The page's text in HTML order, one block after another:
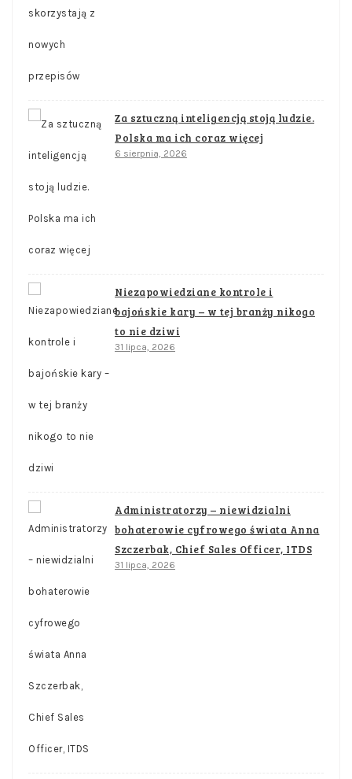
Za sztuczną inteligencją stoją ludzie.
Polska ma ich coraz więcej
6 sierpnia, 2026
Niezapowiedziane kontrole i
bajońskie kary – w tej branży nikogo
to nie dziwi
31 lipca, 2026
Administratorzy – niewidzialni
bohaterowie cyfrowego świata Anna
Szczerbak, Chief Sales Officer, ITDS
31 lipca, 2026